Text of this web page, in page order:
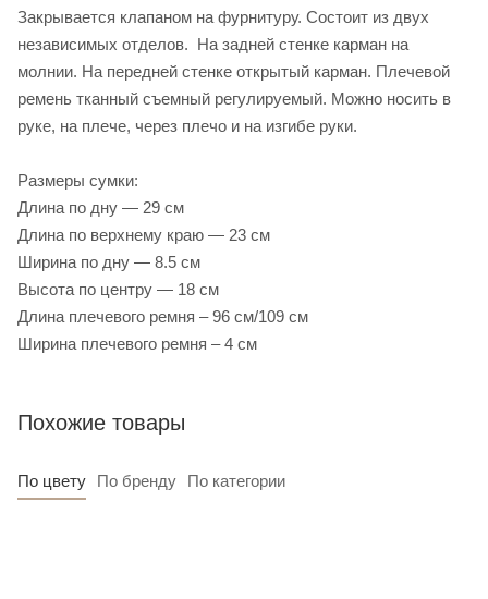
Закрывается клапаном на фурнитуру. Состоит из двух
независимых отделов. На задней стенке карман на
молнии. На передней стенке открытый карман. Плечевой
ремень тканный съемный регулируемый. Можно носить в
руке, на плече, через плечо и на изгибе руки.
Размеры сумки:
Длина по дну — 29 см
Длина по верхнему краю — 23 см
Ширина по дну — 8.5 см
Высота по центру — 18 см
Длина плечевого ремня – 96 см/109 см
Ширина плечевого ремня – 4 см
Похожие товары
По цвету По бренду По категории